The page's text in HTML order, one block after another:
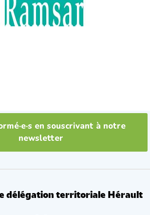
en souscrivant à notre
newsletter
délégation territoriale Hérault